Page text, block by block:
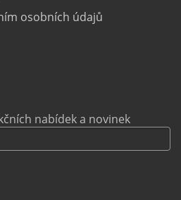
(BER) je hlavním
pro cestovatele mířící do
bez omezení, pronájem
osobních údajů
nabídek a novinek